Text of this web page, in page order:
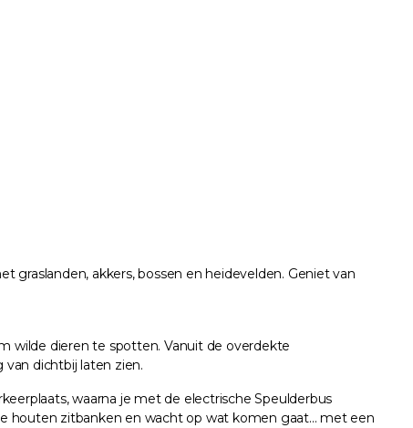
akkers, bossen en heidevelden. Geniet van
wilde dieren te spotten. Vanuit de overdekte
dichtbij laten zien.
waarna je met de electrische Speulderbus
houten zitbanken en wacht op wat komen gaat... met een